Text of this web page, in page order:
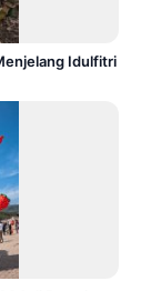
Idulfitri